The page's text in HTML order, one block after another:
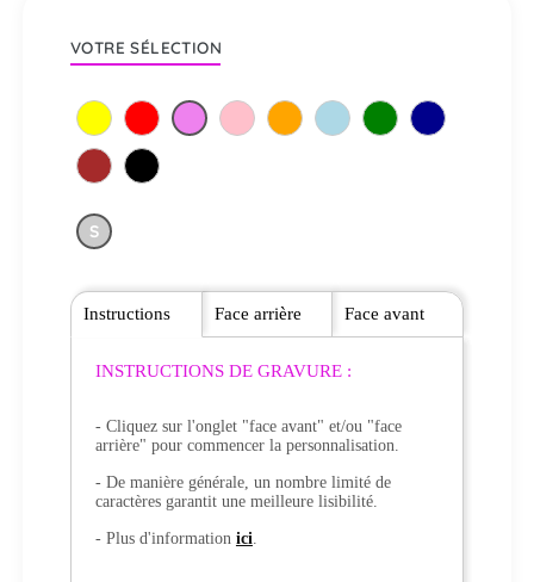
VOTRE SÉLECTION
S
Instructions
INSTRUCTIONS DE GRAVURE :
- Cliquez sur l'onglet "face avant" et/ou "face
arrière" pour commencer la personnalisation.
- De manière générale, un nombre limité de
caractères garantit une meilleure lisibilité.
- Plus d'information ici.
Face arrière Face avant